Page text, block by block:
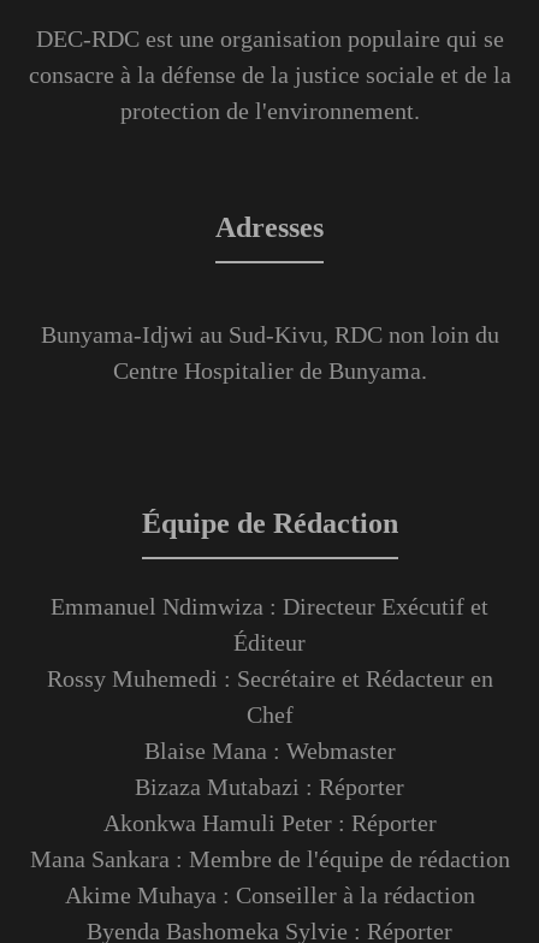
DEC-RDC est une organisation populaire qui se
consacre à la défense de la justice sociale et de la
protection de l'environnement.
Adresses
Bunyama-Idjwi au Sud-Kivu, RDC non loin du
Centre Hospitalier de Bunyama.
Équipe de Rédaction
Emmanuel Ndimwiza : Directeur Exécutif et
Éditeur
Rossy Muhemedi : Secrétaire et Rédacteur en
Chef
Blaise Mana : Webmaster
Bizaza Mutabazi : Réporter
Akonkwa Hamuli Peter : Réporter
Mana Sankara : Membre de l'équipe de rédaction
Akime Muhaya : Conseiller à la rédaction
Byenda Bashomeka Sylvie : Réporter